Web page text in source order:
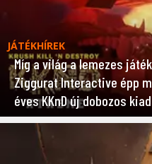
JÁTÉKHÍREK
Míg a világ a lemezes
Ziggurat Interactive épp
éves KKnD új dobozos